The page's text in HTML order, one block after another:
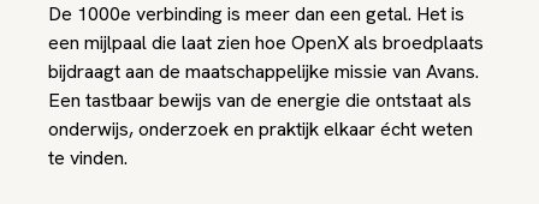
De 1000e verbinding is meer dan een getal. Het is
een mijlpaal die laat zien hoe OpenX als broedplaats
bijdraagt aan de maatschappelijke missie van Avans.
Een tastbaar bewijs van de energie die ontstaat als
onderwijs, onderzoek en praktijk elkaar écht weten
te vinden.